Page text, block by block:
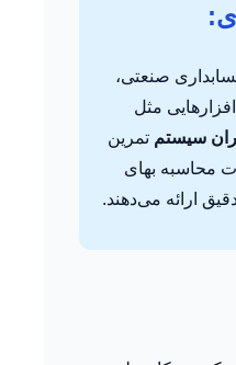
صنعتی،
مثل
سیستم تمرین
محاسبه بهای
ارائه می‌دهند.